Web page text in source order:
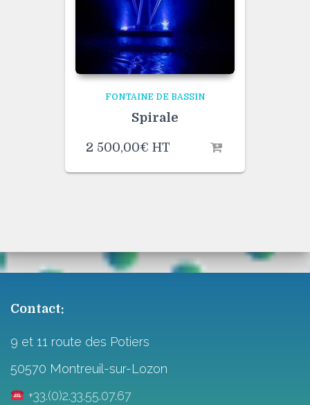
FONTAINE DE BASSIN
Spirale
2 500,00€ HT
Contact:
9 et 11 route des Potiers
50570 Montreuil-sur-Lozon
+33.(0)2.33.55.07.67